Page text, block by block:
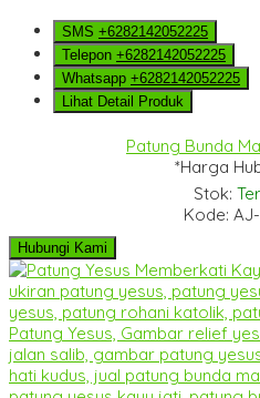
SMS +6282142052225
Telepon +6282142052225
Whatsapp +6282142052225
Lihat Detail Produk
Patung Bunda
*Harga
Stok:
Kode:
Hubungi Kami